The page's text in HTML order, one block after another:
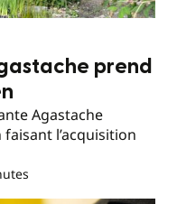
prend
Agastache
l’acquisition